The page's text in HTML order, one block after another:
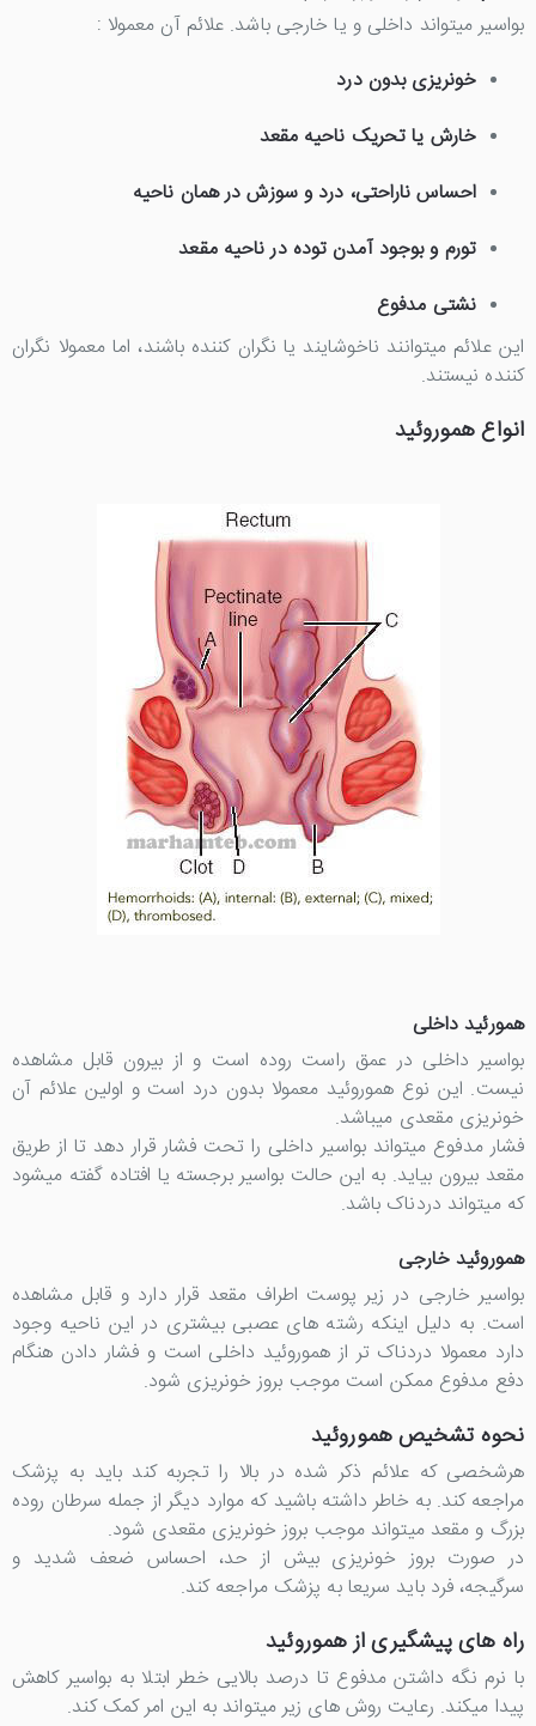
بواسیر میتواند داخلی و یا خارجی باشد. علائم آن معمولا :
خونریزی بدون درد
خارش یا تحریک ناحیه مقعد
احساس ناراحتی، درد و سوزش در همان ناحیه
تورم و بوجود آمدن توده در ناحیه مقعد
نشتی مدفوع
این علائم میتوانند ناخوشایند یا نگران کننده باشند، اما معمولا نگران
کننده نیستند.
انواع هموروئید
همورئید داخلی
بواسیر داخلی در عمق راست روده است و از بیرون قابل مشاهده
نیست. این نوع هموروئید معمولا بدون درد است و اولین علائم آن
خونریزی مقعدی میباشد.
فشار مدفوع میتواند بواسیر داخلی را تحت فشار قرار دهد تا از طریق
مقعد بیرون بیاید. به این حالت بواسیر برجسته یا افتاده گفته میشود
که میتواند دردناک باشد.
هموروئید خارجی
بواسیر خارجی در زیر پوست اطراف مقعد قرار دارد و قابل مشاهده
است. به دلیل اینکه رشته های عصبی بیشتری در این ناحیه وجود
دارد معمولا دردناک تر از هموروئید داخلی است و فشار دادن هنگام
دفع مدفوع ممکن است موجب بروز خونریزی شود.
نحوه تشخیص هموروئید
هرشخصی که علائم ذکر شده در بالا را تجربه کند باید به پزشک
مراجعه کند. به خاطر داشته باشید که موارد دیگر از جمله سرطان روده
بزرگ و مقعد میتواند موجب بروز خونریزی مقعدی شود.
در صورت بروز خونریزی بیش از حد، احساس ضعف شدید و
سرگیجه، فرد باید سریعا به پزشک مراجعه کند.
راه های پیشگیری از هموروئید
با نرم نگه داشتن مدفوع تا درصد بالایی خطر ابتلا به بواسیر کاهش
پیدا میکند. رعایت روش های زیر میتواند به این امر کمک کند.